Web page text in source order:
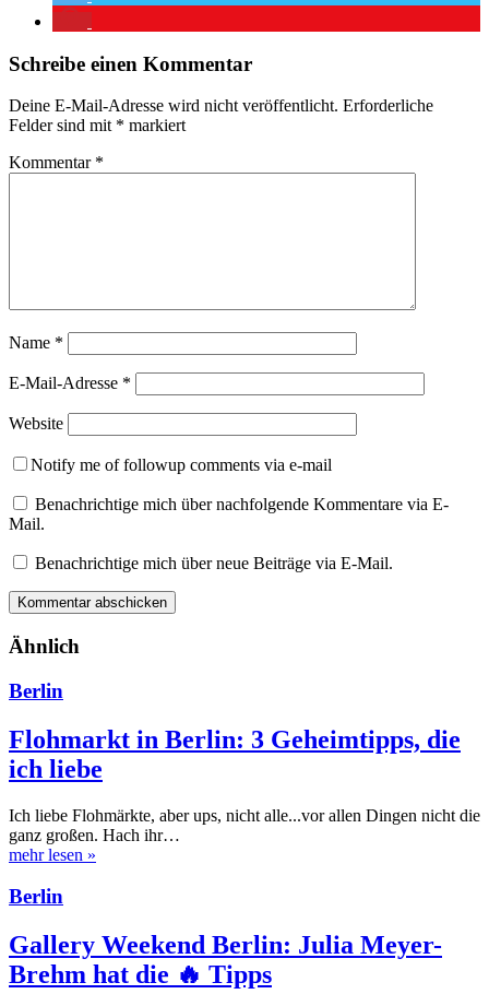
Schreibe einen Kommentar
Deine E-Mail-Adresse wird nicht veröffentlicht. Erforderliche
Felder sind mit * markiert
Kommentar *
Name *
E-Mail-Adresse *
Website
Notify me of followup comments via e-mail
Benachrichtige mich über nachfolgende Kommentare via E-
Mail.
Benachrichtige mich über neue Beiträge via E-Mail.
Ähnlich
Berlin
Flohmarkt in Berlin: 3 Geheimtipps, die
ich liebe
Ich liebe Flohmärkte, aber ups, nicht alle...vor allen Dingen nicht die
ganz großen. Hach ihr…
mehr lesen »
Berlin
Gallery Weekend Berlin: Julia Meyer-
Brehm hat die 🔥 Tipps